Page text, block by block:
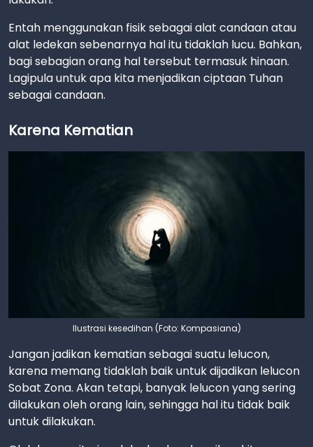
Entah menggunakan fisik sebagai alat candaan atau
alat ledekan sebenarnya hal itu tidaklah lucu. Bahkan,
bagi sebagian orang hal tersebut termasuk hinaan.
Lagipula untuk apa kita menjadikan ciptaan Tuhan
sebagai candaan.
Karena Kematian
Ilustrasi kesedihan (Foto: Kompasiana)
Jangan jadikan kematian sebagai suatu lelucon,
karena memang tidaklah baik untuk dijadikan lelucon
Sobat Zona. Akan tetapi, banyak lelucon yang sering
dilakukan oleh orang lain, sehingga hal itu tidak baik
untuk dilakukan.